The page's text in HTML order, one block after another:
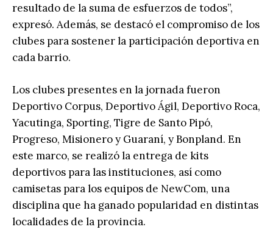
resultado de la suma de esfuerzos de todos”,
expresó. Además, se destacó el compromiso de los
clubes para sostener la participación deportiva en
cada barrio.
Los clubes presentes en la jornada fueron
Deportivo Corpus, Deportivo Ágil, Deportivo Roca,
Yacutinga, Sporting, Tigre de Santo Pipó,
Progreso, Misionero y Guaraní, y Bonpland. En
este marco, se realizó la entrega de kits
deportivos para las instituciones, así como
camisetas para los equipos de NewCom, una
disciplina que ha ganado popularidad en distintas
localidades de la provincia.